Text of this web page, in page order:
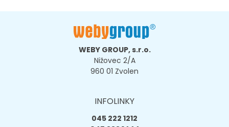
WEBY GROUP, s.r.o.
Nižovec 2/A
960 01 Zvolen
INFOLINKY
045 222 1212